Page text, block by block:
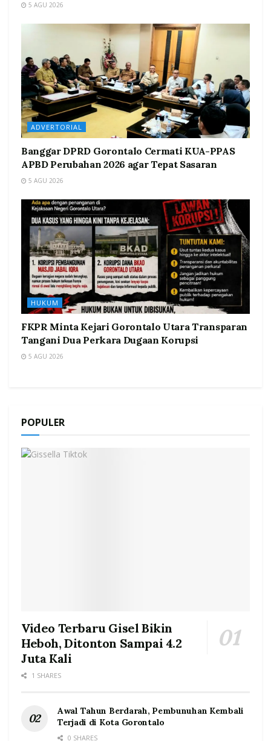
5 AGU 2026
ADVERTORIAL
Banggar DPRD Gorontalo Cermati KUA-PPAS
APBD Perubahan 2026 agar Tepat Sasaran
5 AGU 2026
HUKUM
FKPR Minta Kejari Gorontalo Utara Transparan
Tangani Dua Perkara Dugaan Korupsi
5 AGU 2026
POPULER
Video Terbaru Gisel Bikin
Heboh, Ditonton Sampai 4.2
Juta Kali
1 SHARES
Awal Tahun Berdarah, Pembunuhan Kembali
Terjadi di Kota Gorontalo
0 SHARES